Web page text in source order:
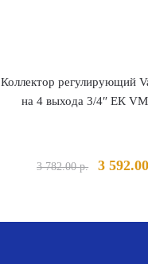
Коллектор регулирующий
на 4 выхода 3/4″ ЕК
3 782.00р.
3
3